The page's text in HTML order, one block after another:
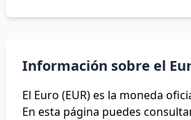
Información sobre el
El Euro (EUR) es la moneda
En esta página puedes